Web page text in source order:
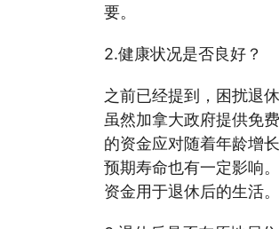
要。
2.健康状况是否良好？
之前已经提到，困扰退
虽然加拿大政府提供免
的资金应对随着年龄增
预期寿命也有一定影响
资金用于退休后的生活。